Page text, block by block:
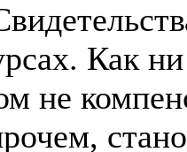
Как
не